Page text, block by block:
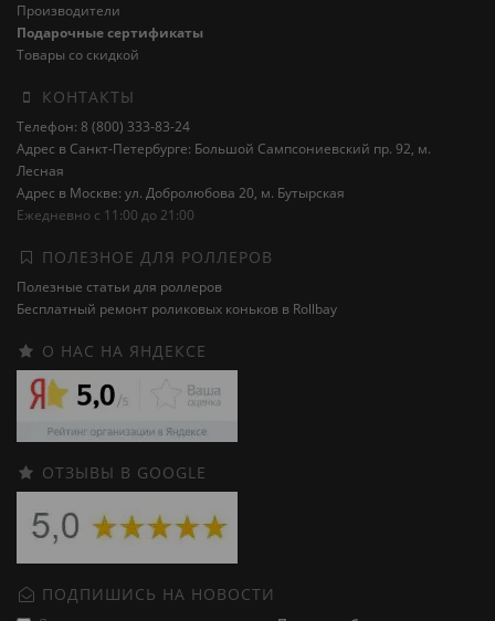
Производители
Подарочные сертификаты
Товары со скидкой
КОНТАКТЫ
Телефон: 8 (800) 333-83-24
Адрес в Санкт-Петербурге: Большой Сампсониевский пр. 92, м.
Лесная
Адрес в Москве: ул. Добролюбова 20, м. Бутырская
Ежедневно с 11:00 до 21:00
ПОЛЕЗНОЕ ДЛЯ РОЛЛЕРОВ
Полезные статьи для роллеров
Бесплатный ремонт роликовых коньков в Rollbay
О НАС НА ЯНДЕКСЕ
ОТЗЫВЫ В GOOGLE
ПОДПИШИСЬ НА НОВОСТИ